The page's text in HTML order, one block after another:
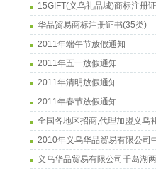
15GIFT(义乌礼品城)商标注册证
华品贸易商标注册证书(35类)
2011年端午节放假通知
2011年五一放假通知
2011年清明放假通知
2011年春节放假通知
全国各地区招商,代理加盟义乌
2010年义乌华品贸易有限公司
义乌华品贸易有限公司千岛湖